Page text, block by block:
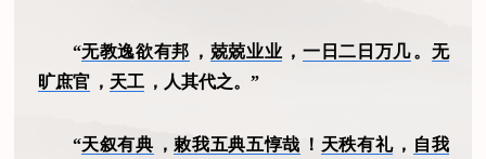
“无教逸欲有邦 ， 兢兢业业 ， 一日二日万几。 无
旷庶官 ， 天工 ，人其代之。”
“天叙有典 ，敕我五典五惇哉 ！ 天秩有礼 ， 自我